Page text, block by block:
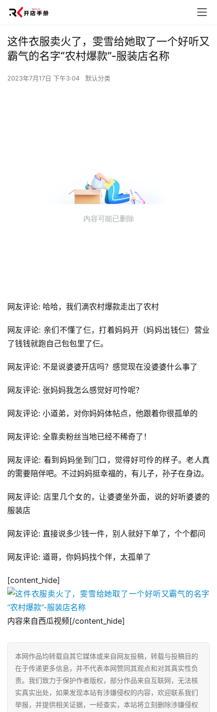
网
店
运
营
这件衣服卖火了，雯雪给她取了一个好听又
霸气的名字“农村爆款”-服装店名称
2023年7月17日 下午3:04 默认分类
网友评论: 哈哈，我们滴农村爆款走出了农村
网友评论: 亲们不懂了仨，打着妈妈开（妈妈出钱仨）营业
了钱钱就跑自己包包里了仨。
网友评论: 不是说婆婆开店吗？感觉现在没婆婆什么事了
网友评论: 张妈妈我怎么感觉好可怜呢？
网友评论: 小道弟，对你妈妈体帖点，他跟着你很孤单的
网友评论: 全靠卖粉丝当地已经不稀奇了！
网友评论: 看到妈妈坐到门口，觉得好可伶的样子。老人真
的需要陪伴吧。不过妈妈挺幸福的，有儿子，孙子在身边。
网友评论: 店里几个女的，让婆婆坐外面，说的好听婆婆的
服装店
网友评论: 直接说多少钱一件，别人就好下单了，个个都问
网友评论: 道哥，你妈妈找个伴，太孤单了
[content_hide]
内容来自西瓜视频[/content_hide]
本网作品均转载自其它媒体或来自网友投稿，转载与投稿目的
在于传递更多信息，并不代表本网赞同其观点和对其真实性负
责。我们致力于保护作者版权，部分作品来自互联网，无法核
实真实出处，如果发现本站有涉嫌侵权的内容，欢迎联系我们
举报，并提供相关证据，一经查实，本站将立刻删除涉嫌侵权